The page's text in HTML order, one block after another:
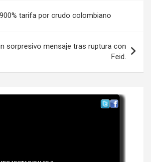
tarifa por crudo colombiano
sorpresivo mensaje tras ruptura con
Feid.